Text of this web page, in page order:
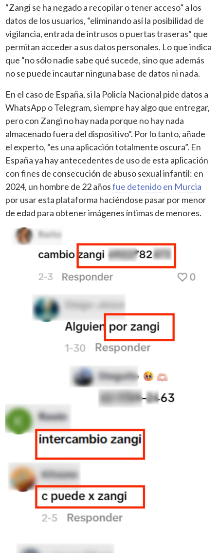
“Zangi se ha negado a recopilar o tener acceso” a los
datos de los usuarios, “eliminando así la posibilidad de
vigilancia, entrada de intrusos o puertas traseras” que
permitan acceder a sus datos personales. Lo que indica
que “no sólo nadie sabe qué sucede, sino que además
no se puede incautar ninguna base de datos ni nada.
En el caso de España, si la Policía Nacional pide datos a
WhatsApp o Telegram, siempre hay algo que entregar,
pero con Zangi no hay nada porque no hay nada
almacenado fuera del dispositivo”. Por lo tanto, añade
el experto, “es una aplicación totalmente oscura”. En
España ya hay antecedentes de uso de esta aplicación
con fines de consecución de abuso sexual infantil: en
2024, un hombre de 22 añosfue detenido en Murcia
por usar esta plataforma haciéndose pasar por menor
de edad para obtener imágenes íntimas de menores.